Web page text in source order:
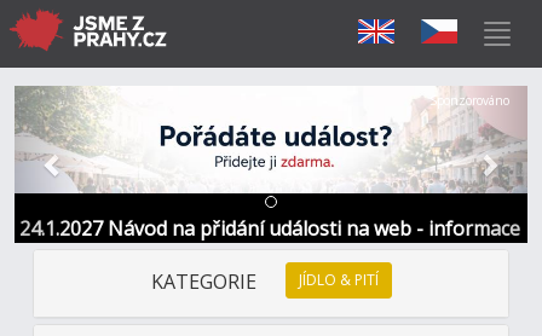
24.1.2027 Návod na přidání události na web - informace
a kontakt
Předchozí Další
Sponzorováno
KATEGORIE JÍDLO & PITÍ